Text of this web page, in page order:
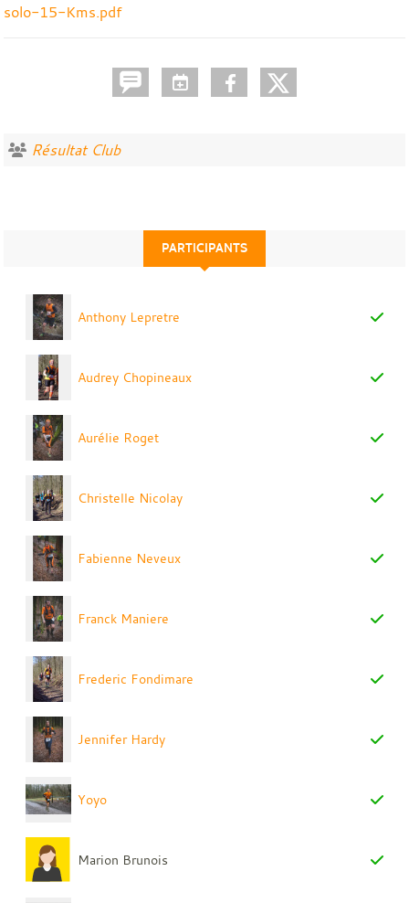
solo-15-Kms.pdf
Résultat Club
PARTICIPANTS
Anthony Lepretre
Audrey Chopineaux
Aurélie Roget
Christelle Nicolay
Fabienne Neveux
Franck Maniere
Frederic Fondimare
Jennifer Hardy
Yoyo
Marion Brunois